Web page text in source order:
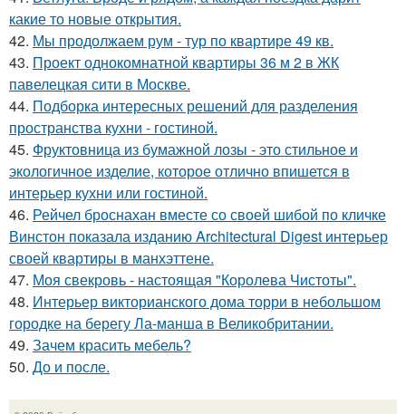
какие то новые открытия.
42. Мы продолжаем рум - тур по квартире 49 кв.
43. Проект однокомнатной квартиры 36 м 2 в ЖК
павелецкая сити в Москве.
44. Подборка интересных решений для разделения
пространства кухни - гостиной.
45. Фруктовница из бумажной лозы - это стильное и
экологичное изделие, которое отлично впишется в
интерьер кухни или гостиной.
46. Рейчел броснахан вместе со своей шибой по кличке
Винстон показала изданию Architectural Digest интерьер
своей квартиры в манхэттене.
47. Моя свекровь - настоящая "Королева Чистоты".
48. Интерьер викторианского дома торри в небольшом
городке на берегу Ла-манша в Великобритании.
49. Зачем красить мебель?
50. До и после.